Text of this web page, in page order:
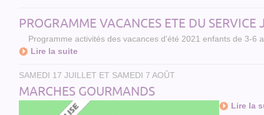
PROGRAMME VACANCES ETE DU SERVICE
Programme activités des vacances d'été 2021 enfants de 3-6
Lire la suite
SAMEDI 17 JUILLET ET SAMEDI 7 AOÛT
MARCHES GOURMANDS
Lire la